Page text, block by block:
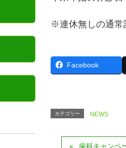
※連休無しの通常
Facebook
カテゴリー NEWS
歯科キャンペ